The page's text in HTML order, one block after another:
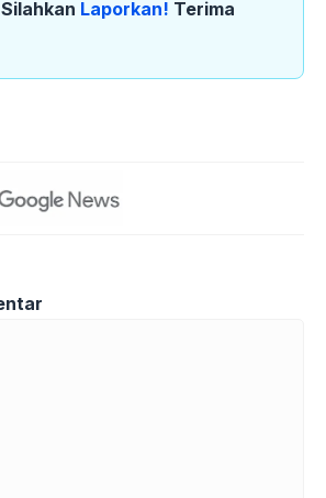
Laporkan! Terima